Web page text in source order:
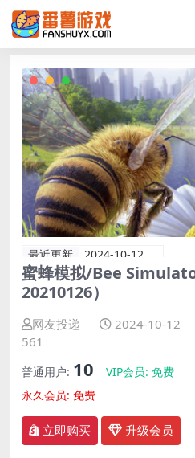
最近更新 2024-10-12
蜜蜂模拟/Bee
20210126）
网友投递 2024-10-12
561
普通用户: 10 VIP会员: 免费
永久会员: 免费
立即购买 升级会员